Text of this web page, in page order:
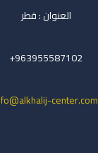
العنوان : قطر
963955587102+
info@alkhalij-center.com